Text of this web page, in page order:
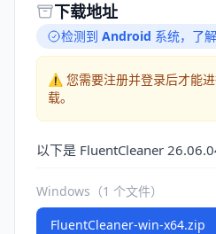
下载地址
检测到 Android 系统， 了
⚠️ 您需要注册并登录后才能
载。
以下是 FluentCleaner
Windows（1 个文件）
FluentCleaner-win-x64.zip